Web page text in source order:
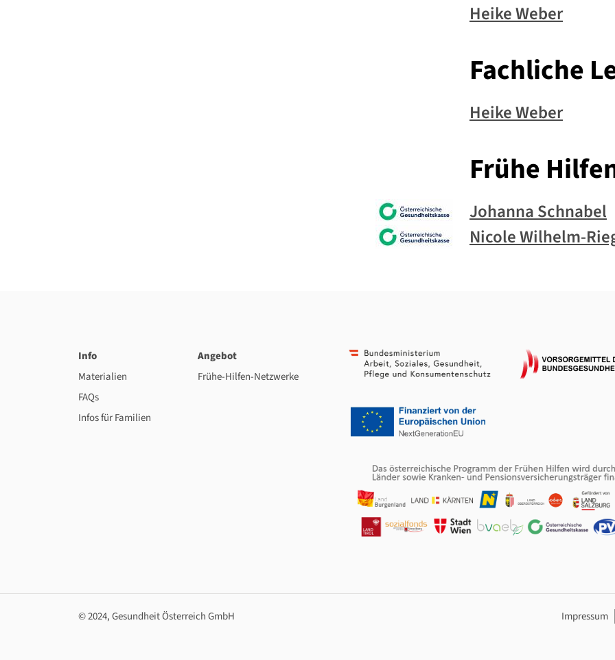
Heike Weber
Fachliche
Heike Weber
Frühe
Johanna Schnabel
Nicole Wilhelm-
Info
Materialien
FAQs
Infos für Familien
Angebot
Frühe-Hilfen-Netzwerke
© 2024, Gesundheit Österreich GmbH Footer Impressum